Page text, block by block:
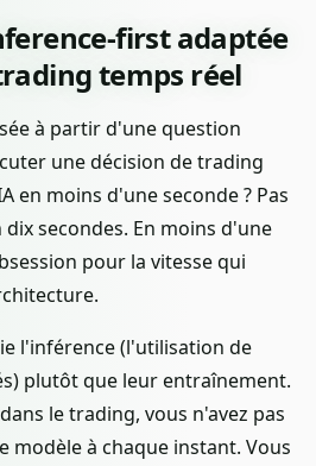
first adaptée
temps réel
à partir d'une question
une décision de trading
en moins d'une seconde ? Pas
secondes. En moins d'une
pour la vitesse qui
l'inférence (l'utilisation de
plutôt que leur entraînement.
le trading, vous n'avez pas
modèle à chaque instant. Vous